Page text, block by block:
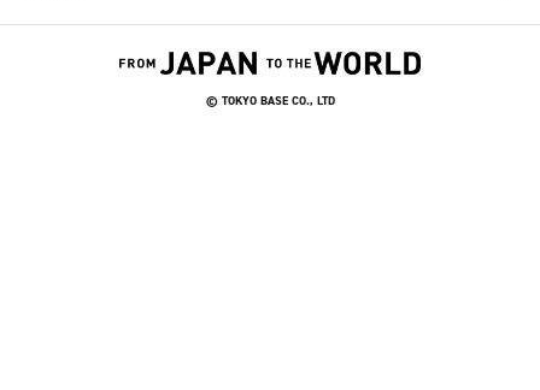
© TOKYO BASE CO., LTD